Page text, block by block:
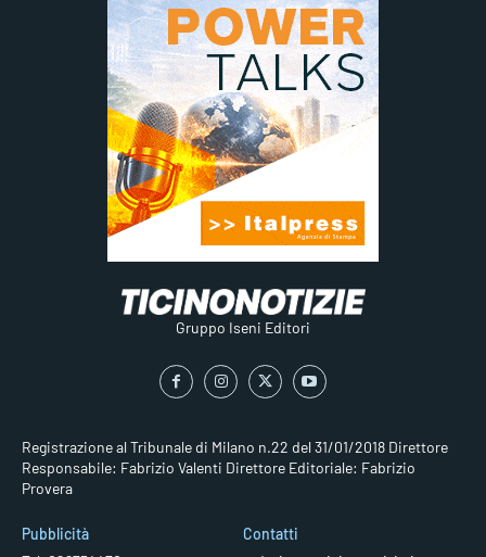
Gruppo Iseni Editori
Registrazione al Tribunale di Milano n.22 del 31/01/2018 Direttore
Responsabile: Fabrizio Valenti Direttore Editoriale: Fabrizio
Provera
Pubblicità
Contatti